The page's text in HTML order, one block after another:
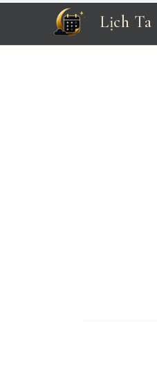
Lịch Ta